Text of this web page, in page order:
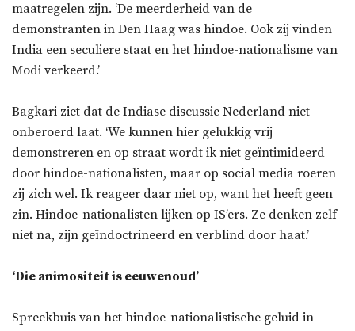
maatregelen zijn. ‘De meerderheid van de
demonstranten in Den Haag was hindoe. Ook zij vinden
India een seculiere staat en het hindoe-nationalisme van
Modi verkeerd.’
Bagkari ziet dat de Indiase discussie Nederland niet
onberoerd laat. ‘We kunnen hier gelukkig vrij
demonstreren en op straat wordt ik niet geïntimideerd
door hindoe-nationalisten, maar op social media roeren
zij zich wel. Ik reageer daar niet op, want het heeft geen
zin. Hindoe-nationalisten lijken op IS’ers. Ze denken zelf
niet na, zijn geïndoctrineerd en verblind door haat.’
‘Die animositeit is eeuwenoud’
Spreekbuis van het hindoe-nationalistische geluid in